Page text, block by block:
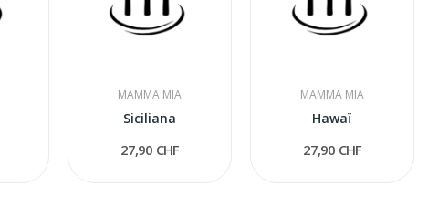
MAMMA MIA
Siciliana
27,90 CHF
MAMMA MIA
Hawaï
27,90 CHF